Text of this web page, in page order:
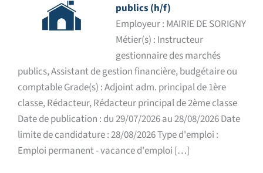
publics (h/f)
Employeur : MAIRIE DE SORIGNY
Métier(s) : Instructeur
gestionnaire des marchés
publics, Assistant de gestion financière, budgétaire ou
comptable Grade(s) : Adjoint adm. principal de 1ère
classe, Rédacteur, Rédacteur principal de 2ème classe
Date de publication : du 29/07/2026 au 28/08/2026 Date
limite de candidature : 28/08/2026 Type d'emploi :
Emploi permanent - vacance d'emploi […]